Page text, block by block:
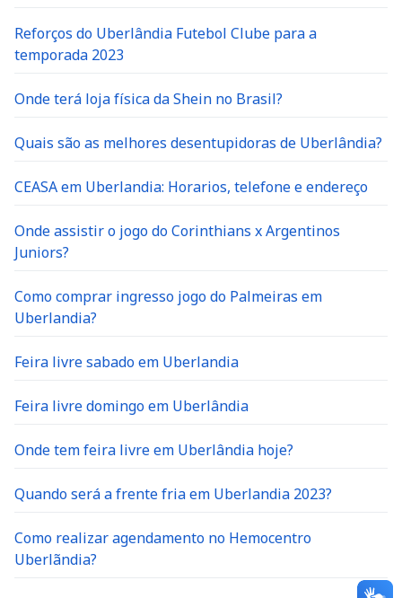
Reforços do Uberlândia Futebol Clube para a
temporada 2023
Onde terá loja física da Shein no Brasil?
Quais são as melhores desentupidoras de Uberlândia?
CEASA em Uberlandia: Horarios, telefone e endereço
Onde assistir o jogo do Corinthians x Argentinos
Juniors?
Como comprar ingresso jogo do Palmeiras em
Uberlandia?
Feira livre sabado em Uberlandia
Feira livre domingo em Uberlândia
Onde tem feira livre em Uberlândia hoje?
Quando será a frente fria em Uberlandia 2023?
Como realizar agendamento no Hemocentro
Uberlãndia?